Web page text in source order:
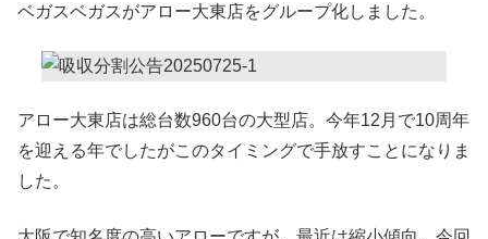
ベガスベガスがアロー大東店をグループ化しました。
アロー大東店は総台数960台の大型店。今年12月で10周年
を迎える年でしたがこのタイミングで手放すことになりま
した。